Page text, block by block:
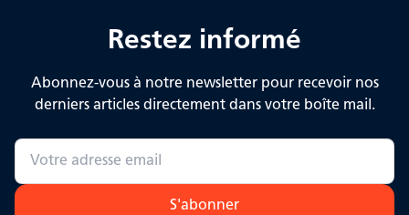
Restez informé
Abonnez-vous à notre newsletter pour recevoir nos
derniers articles directement dans votre boîte mail.
S'abonner